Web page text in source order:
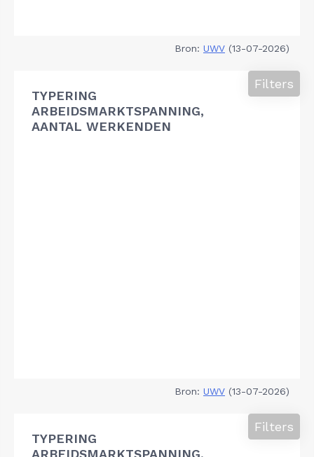
Bron: UWV (13-07-2026)
TYPERING
ARBEIDSMARKTSPANNING,
AANTAL WERKENDEN
Filters
Bron: UWV (13-07-2026)
TYPERING
ARBEIDSMARKTSPANNING,
Filters